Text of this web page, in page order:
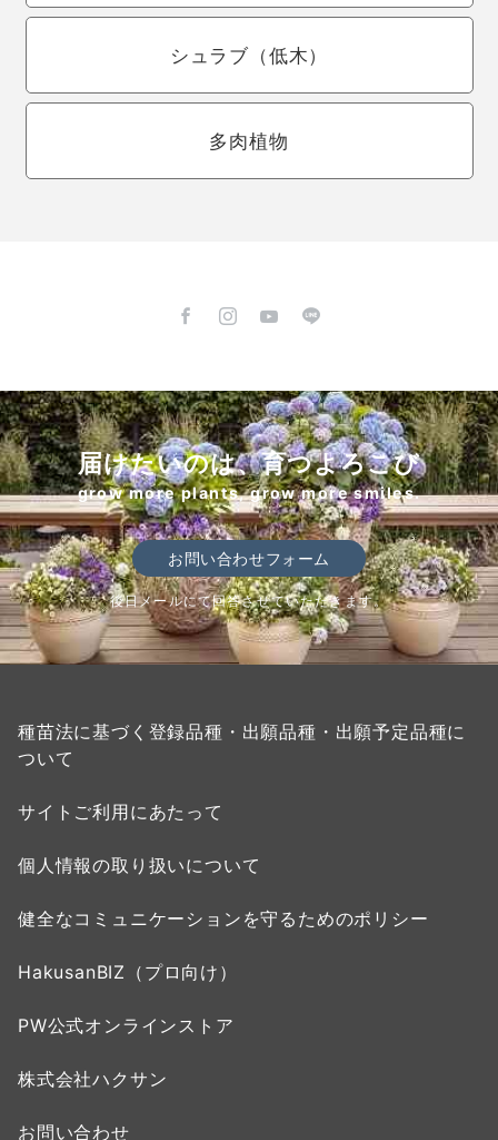
シュラブ （低木）
多肉植物
届けたいのは、育つよろこび
grow more plants, grow more smiles.
お問い合わせフォーム
後日メールにて回答させていただきます。
種苗法に基づく登録品種・出願品種・出願予定品種に
ついて
サイトご利用にあたって
個人情報の取り扱いについて
健全なコミュニケーションを守るためのポリシー
HakusanBIZ（プロ向け）
PW公式オンラインストア
株式会社ハクサン
お問い合わせ